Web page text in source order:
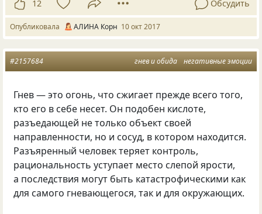
12 Обсудить
Опубликовала АЛИНА Корн 10 окт 2017
гнев и обида негативные эмоции
#2157684
Гнев — это огонь, что сжигает прежде всего того,
кто его в себе несет. Он подобен кислоте,
разъедающей не только объект своей
направленности, но и сосуд, в котором находится.
Разъяренный человек теряет контроль,
рациональность уступает место слепой ярости,
а последствия могут быть катастрофическими как
для самого гневающегося, так и для окружающих.